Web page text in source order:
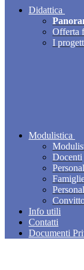
Didattica
Offerta
I
Modulistica
Docenti
Info utili
Contatti
Documenti